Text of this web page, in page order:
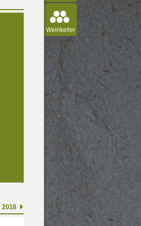
Weinkeller
2018